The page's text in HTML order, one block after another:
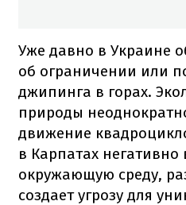
Уже давно в Украине
об ограничении или
джипинга в горах.
природы
движение
в Карпатах негативно
окружающую среду,
создает угрозу для